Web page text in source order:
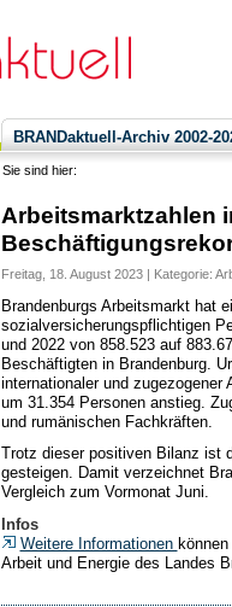
BRANDaktuell-Archiv 2002-
Sie sind hier:
Arbeitsmarktzahlen
Freitag, 18. August 2023 | Kategorie:
Brandenburgs Arbeitsmarkt hat
sozialversicherungspflichtigen
und 2022 von 858.523 auf
Beschäftigten in Brandenburg.
internationaler und
um 31.354 Personen anstieg.
und rumänischen Fachkräften.
Trotz dieser positiven Bilanz ist
gesteigen. Damit verzeichnet
Vergleich zum Vormonat Juni.
Infos
Weitere Informationen
Arbeit und Energie des Landes